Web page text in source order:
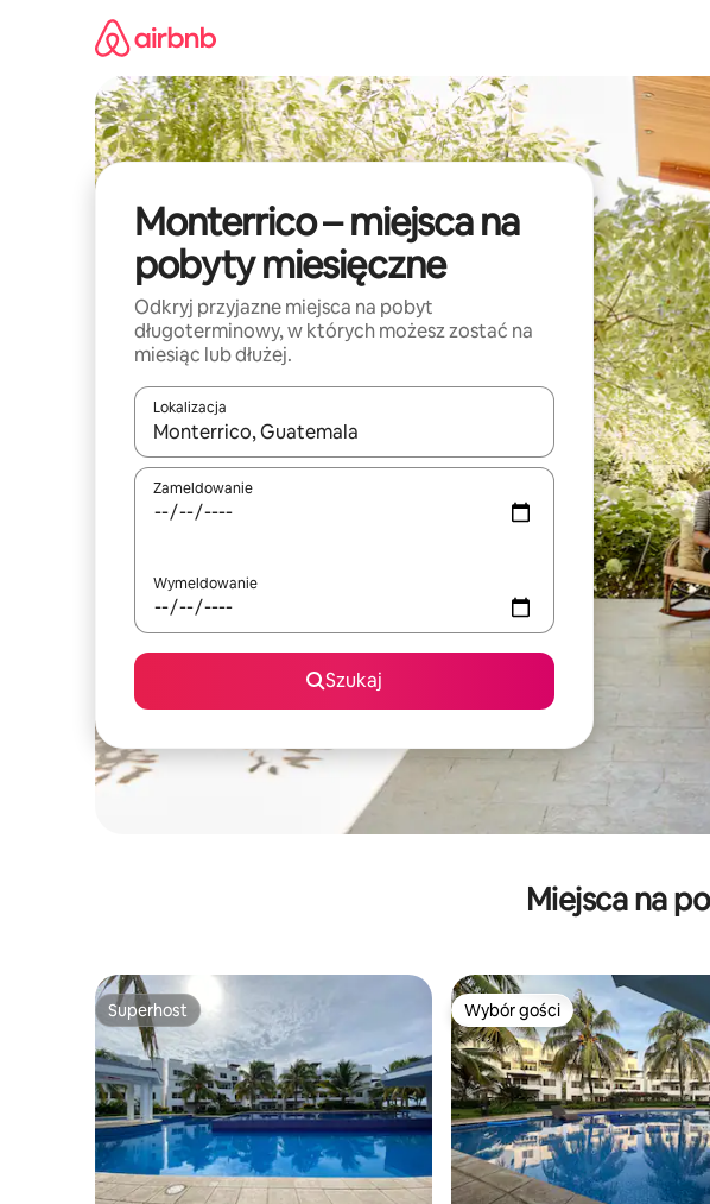
Monterrico – miejsca na
pobyty miesięczne
Odkryj przyjazne miejsca na pobyt
długoterminowy, w których możesz zostać na
miesiąc lub dłużej.
Lokalizacja
Gdy wyniki będą dostępne, możesz poruszać się po nich za pomocą
Zameldowanie
Wymeldowanie
Szukaj
Miejsca na
Superhost
Superhost Wybór gości
Wybór gości